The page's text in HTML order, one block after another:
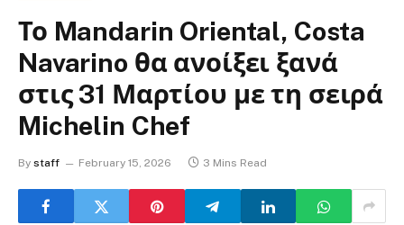
Το Mandarin Oriental, Costa
Navarino θα ανοίξει ξανά
στις 31 Μαρτίου με τη σειρά
Michelin Chef
By staff February 15, 2026 3 Mins Read